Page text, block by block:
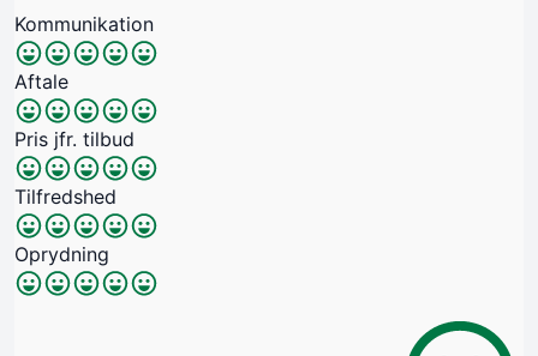
Kommunikation
Aftale
Pris jfr. tilbud
Tilfredshed
Oprydning